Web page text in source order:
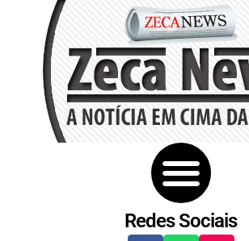
Redes Sociais